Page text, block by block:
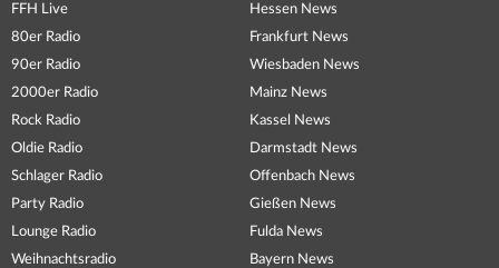
FFH Live
80er Radio
90er Radio
2000er Radio
Rock Radio
Oldie Radio
Schlager Radio
Party Radio
Lounge Radio
Weihnachtsradio
Hessen News
Frankfurt News
Wiesbaden News
Mainz News
Kassel News
Darmstadt News
Offenbach News
Gießen News
Fulda News
Bayern News